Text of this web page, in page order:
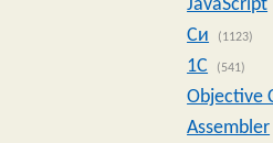
JavaScript
Си
(1123)
1C (541)
Objective
Assembler